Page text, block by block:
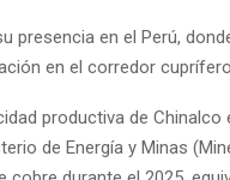
presencia en el Perú,
en el corredor
productiva de Chinalco
de Energía y Minas